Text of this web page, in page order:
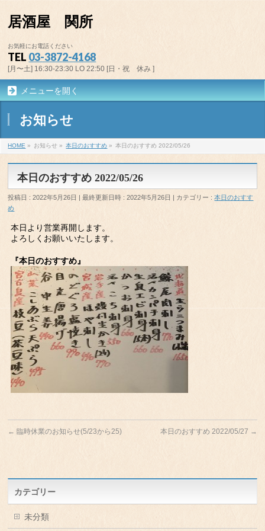
居酒屋 関所
お気軽にお電話ください
TEL 03-3872-4168
[月〜土] 16:30-23:30 LO 22:50 [日・祝 休み ]
メニューを開く
お知らせ
HOME » お知らせ » 本日のおすすめ » 本日のおすすめ 2022/05/26
本日のおすすめ 2022/05/26
投稿日 : 2022年5月26日 最終更新日時 : 2022年5月26日 カテゴリー :本日のおすす
め
本日より営業再開します。
よろしくお願いいたします。
『本日のおすすめ』
← 臨時休業のお知らせ(5/23から25) 本日のおすすめ 2022/05/27 →
カテゴリー
未分類